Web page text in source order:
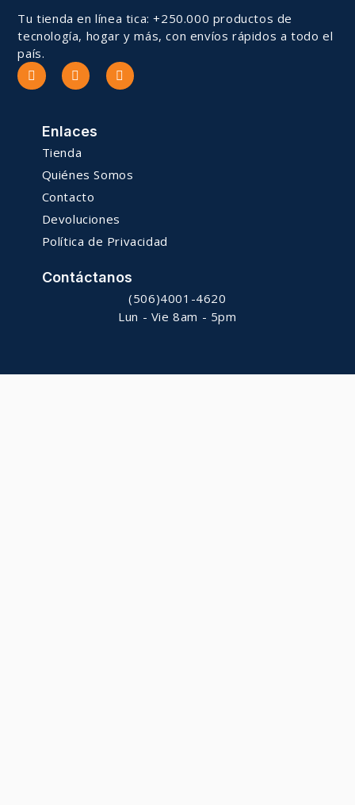
Tu tienda en línea tica: +250.000 productos de
tecnología, hogar y más, con envíos rápidos a todo el
país.
Enlaces
Tienda
Quiénes Somos
Contacto
Devoluciones
Política de Privacidad
Contáctanos
(506)4001-4620
Lun - Vie 8am - 5pm